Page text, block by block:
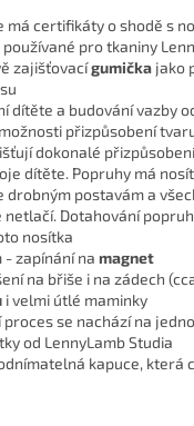
má certifikáty o shodě s
pro tkaniny
zajišťovacígumička jako
dítěte a budování vazby
přizpůsobení
dokonalé
dítěte. Popruhy má
postavám a
Dotahování
nosítka
- zapínání na magnet
na břiše i na zádech
i velmi útlé maminky
se nachází na
od LennyLamb Studia
kapuce, která